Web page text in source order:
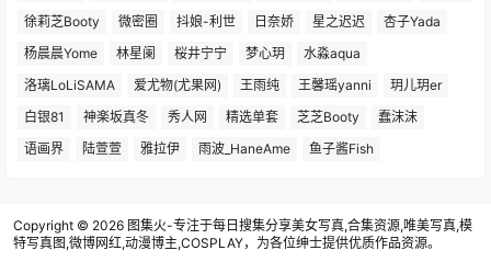
徐莉芝Booty
微密圈 抖娘-利世 日奈娇 星之迟迟
杏子Yada
杨晨晨Yome
林星阑 桜井宁宁 梦心玥
水淼aqua
洛璃LoLiSAMA
爱尤物(尤果网) 王雨纯 王馨瑶yanni
玥儿玥er
白银81
神楽坂真冬 秀人网 精选单套 芝芝Booty
蠢沫沫
语画界
陆萱萱 雅拉伊 雨波_HaneAme 鱼子酱Fish
Copyright © 2026 图集火-专注于每日搜集分享美女写真,合集资源,唯美写真,模
特写真图,微博网红,动漫博主,COSPLAY，为各位绅士提供优质作品资源。